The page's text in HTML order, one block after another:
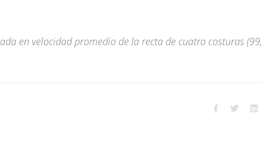
en velocidad promedio de la recta de cuatro costuras